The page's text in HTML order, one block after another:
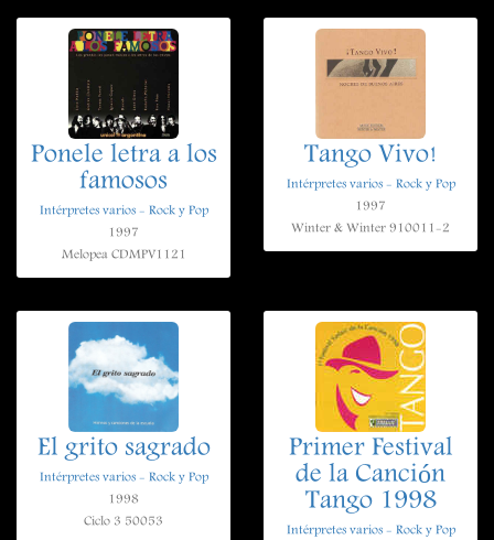
Ponele letra a los
famosos
Intérpretes varios - Rock y Pop
1997
Melopea CDMPV1121
Tango Vivo!
Intérpretes varios - Rock y Pop
1997
Winter & Winter 910011-2
El grito sagrado
Intérpretes varios - Rock y Pop
1998
Ciclo 3 50053
Primer Festival
de la Canción
Tango 1998
Intérpretes varios - Rock y Pop